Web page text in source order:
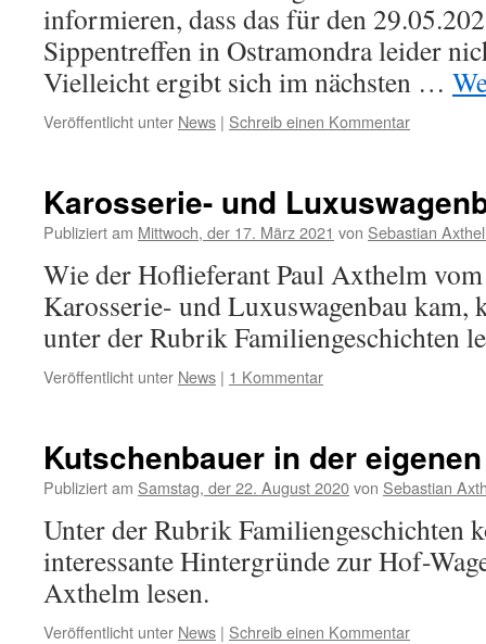
informieren, dass das für den
Sippentreffen in Ostramondra leider
Vielleicht ergibt sich im nächsten …
Veröffentlicht unter News | Schreib einen Kommentar
Karosserie- und
Publiziert am Mittwoch, der 17. März 2021 von Sebastian
Wie der Hoflieferant Paul Axthelm
Karosserie- und Luxuswagenbau kam,
unter der Rubrik Familiengeschichten
Veröffentlicht unter News | 1 Kommentar
Kutschenbauer in der
Publiziert am Samstag, der 22. August 2020von Sebastian
Unter der Rubrik Familiengeschichten
interessante Hintergründe zur Hof-
Axthelm lesen.
Veröffentlicht unter News | Schreib einen Kommentar